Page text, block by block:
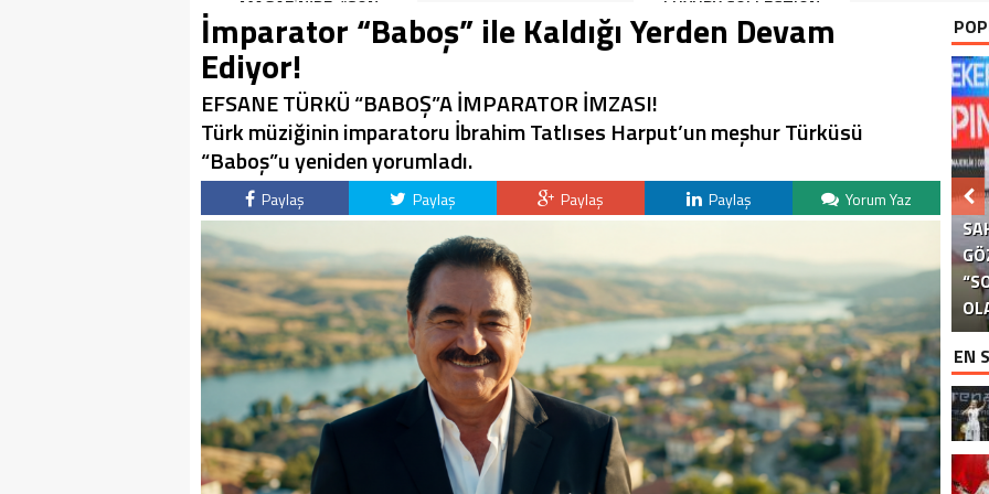
MAGAZİN’DE: “SON
ASSOLİST OLARAK VAR
OLACAĞIM!”
LUXURY COLLECTION
BODRUM’DA KUTLADI
İmparator “Baboş” ile Kaldığı Yerden Devam
Ediyor!
EFSANE TÜRKÜ “BABOŞ”A İMPARATOR İMZASI!
Türk müziğinin imparatoru İbrahim Tatlıses Harput’un meşhur Türküsü
“Baboş”u yeniden yorumladı.
Paylaş Paylaş Paylaş Paylaş Yorum Yaz
EN